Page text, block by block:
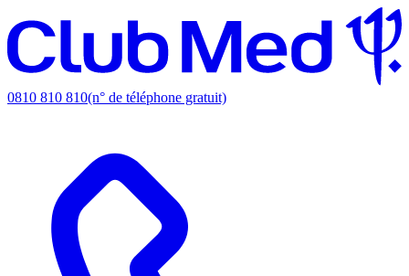
0810 810 810(n° de téléphone gratuit)